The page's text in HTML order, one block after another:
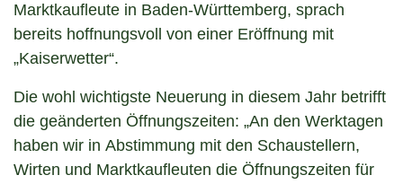
Marktkaufleute in Baden-Württemberg, sprach
bereits hoffnungsvoll von einer Eröffnung mit
„Kaiserwetter“.
Die wohl wichtigste Neuerung in diesem Jahr betrifft
die geänderten Öffnungszeiten: „An den Werktagen
haben wir in Abstimmung mit den Schaustellern,
Wirten und Marktkaufleuten die Öffnungszeiten für